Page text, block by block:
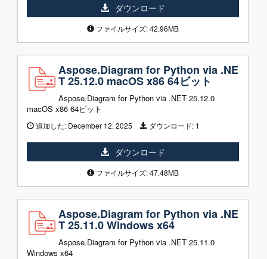
ダウンロード
ファイルサイズ: 42.96MB
Aspose.Diagram for Python via .NE
T 25.12.0 macOS x86 64ビット
Aspose.Diagram for Python via .NET 25.12.0
macOS x86 64ビット
追加した: December 12, 2025 ダウンロード: 1
ダウンロード
ファイルサイズ: 47.48MB
Aspose.Diagram for Python via .NE
T 25.11.0 Windows x64
Aspose.Diagram for Python via .NET 25.11.0
Windows x64